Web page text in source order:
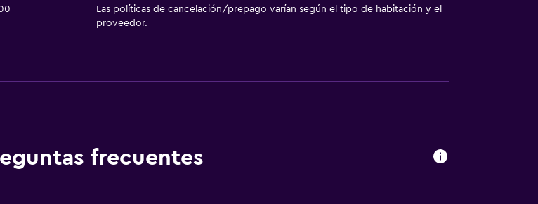
Las políticas de cancelación/prepago varían según el tipo de habitación y el
proveedor.
frecuentes